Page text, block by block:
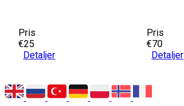
Pris
€25
Detaljer
Pris
€70
Detaljer